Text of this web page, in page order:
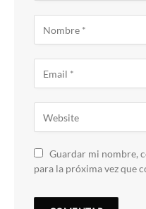
Guardar mi nombre,
para la próxima vez que